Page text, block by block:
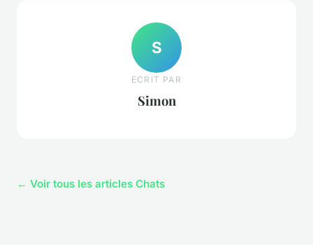
S
ECRIT PAR
Simon
← Voir tous les articles Chats